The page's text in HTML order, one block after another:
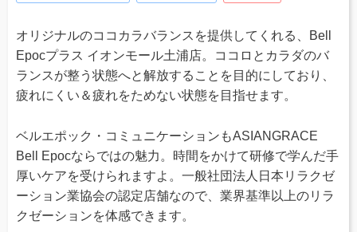
オリジナルのココカラバランスを提供してくれる、Bell
Epocプラス イオンモール土浦店。ココロとカラダのバ
ランスが整う状態へと解放することを目的にしており、
疲れにくい＆疲れをためない状態を目指せます。
ベルエポック・コミュニケーションもASIANGRACE
Bell Epocならではの魅力。時間をかけて研修で学んだ手
厚いケアを受けられますよ。一般社団法人日本リラクゼ
ーション業協会の認定店舗なので、業界基準以上のリラ
クゼーションを体感できます。